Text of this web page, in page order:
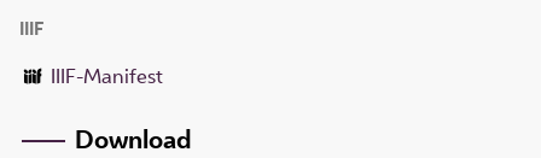
IIIF
IIIF-Manifest
Download